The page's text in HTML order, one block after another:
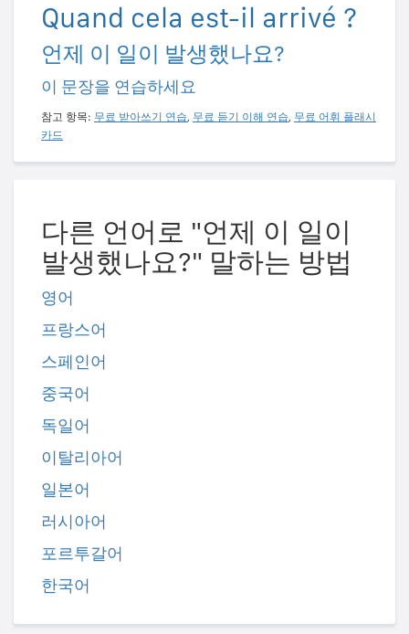
Quand cela est-il arrivé ?
언제 이 일이 발생했나요?
이 문장을 연습하세요
참고 항목: 무료 받아쓰기 연습, 무료 듣기 이해 연습, 무료 어휘 플래시
카드
다른 언어로 "언제 이 일이
발생했나요?" 말하는 방법
영어
프랑스어
스페인어
중국어
독일어
이탈리아어
일본어
러시아어
포르투갈어
한국어